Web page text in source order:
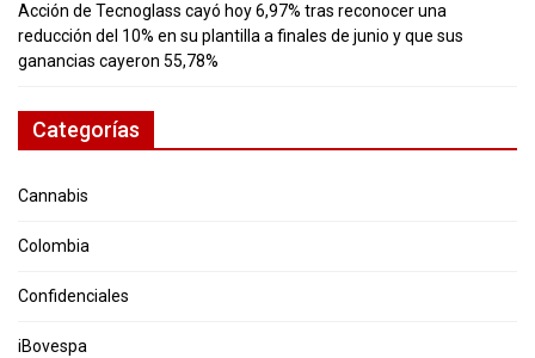
Acción de Tecnoglass cayó hoy 6,97% tras reconocer una
reducción del 10% en su plantilla a finales de junio y que sus
ganancias cayeron 55,78%
Categorías
Cannabis
Colombia
Confidenciales
iBovespa